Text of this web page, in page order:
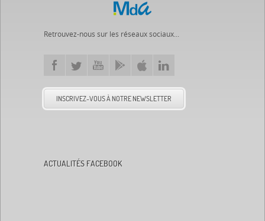
Retrouvez-nous sur les réseaux sociaux...
INSCRIVEZ-VOUS À NOTRE NEWSLETTER
ACTUALITÉS FACEBOOK